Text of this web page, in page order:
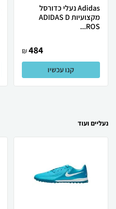
Adidas נעלי כדורסל
מקצועיות ADIDAS D
ROS...
484
₪
קנו עכשיו
נעליים ועוד